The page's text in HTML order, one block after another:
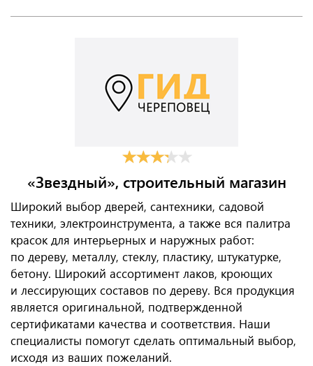
«Звездный», строительный магазин
Широкий выбор дверей, сантехники, садовой
техники, электроинструмента, а также вся палитра
красок для интерьерных и наружных работ:
по дереву, металлу, стеклу, пластику, штукатурке,
бетону. Широкий ассортимент лаков, кроющих
и лессирующих составов по дереву. Вся продукция
является оригинальной, подтвержденной
сертификатами качества и соответствия. Наши
специалисты помогут сделать оптимальный выбор,
исходя из ваших пожеланий.